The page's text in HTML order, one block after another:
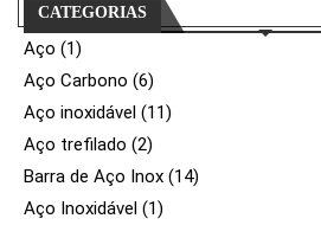
CATEGORIAS
Aço (1)
Aço Carbono (6)
Aço inoxidável (11)
Aço trefilado (2)
Barra de Aço Inox (14)
Aço Inoxidável (1)